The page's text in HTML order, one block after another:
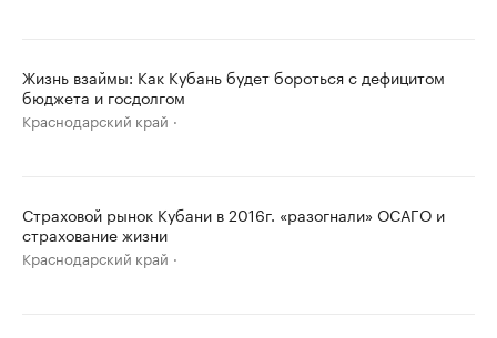
Жизнь взаймы: Как Кубань будет бороться с дефицитом
бюджета и госдолгом
Краснодарский край
Страховой рынок Кубани в 2016г. «разогнали» ОСАГО и
страхование жизни
Краснодарский край